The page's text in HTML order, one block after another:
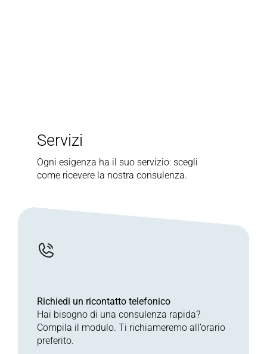
Servizi
Ogni esigenza ha il suo servizio: scegli
come ricevere la nostra consulenza.
Richiedi un ricontatto telefonico
Hai bisogno di una consulenza rapida?
Compila il modulo. Ti richiameremo all’orario
preferito.